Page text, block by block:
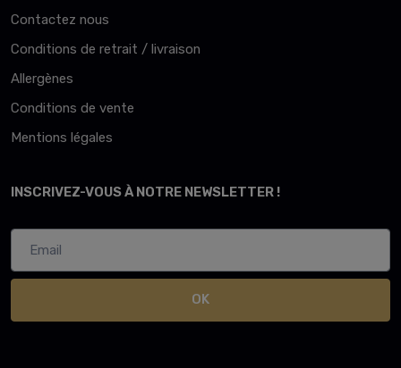
Contactez nous
Conditions de retrait / livraison
Allergènes
Conditions de vente
Mentions légales
INSCRIVEZ-VOUS À NOTRE NEWSLETTER !
OK